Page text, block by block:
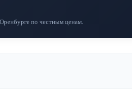
по честным ценам.